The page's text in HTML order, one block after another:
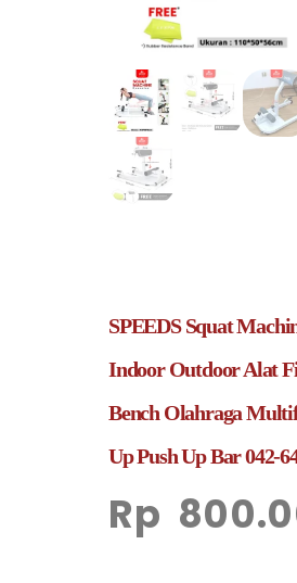
SPEEDS Squat
Indoor Outdoor Alat
Bench Olahraga
Up Push Up Bar 042-
Rp